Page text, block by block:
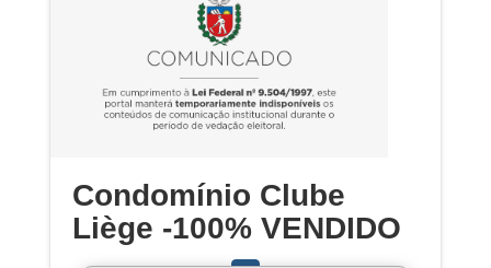
Condomínio Clube
Liège -100% VENDIDO